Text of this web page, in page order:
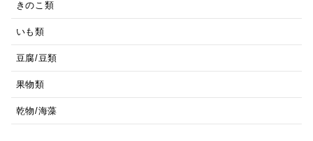
きのこ類
いも類
豆腐/豆類
果物類
乾物/海藻